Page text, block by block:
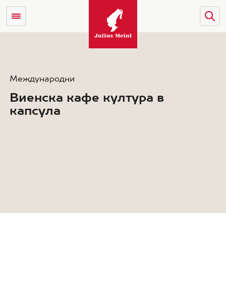
Международни
Виенска кафе култура в
капсула